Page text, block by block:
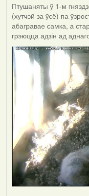
Птушаняты ў 1-м
(хутчэй за ўсё) па
абагравае самка, а
грэюцца адзін ад